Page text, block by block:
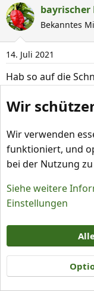
a
k
t
i
o
n
e
:
bayrischer
Bekanntes
14. Juli 2021
Hab so auf die
gemacht.
Wir
Wir verwenden
funktioniert, und
bei der Nutzung
Siehe weitere
Einstellungen